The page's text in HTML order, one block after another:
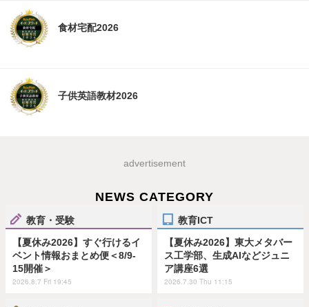
食材宅配2026
子供英語教材2026
advertisement
NEWS CATEGORY
教育・受験
【夏休み2026】すぐ行けるイ
ベント情報おまとめ便＜8/9-
15開催＞
2026.8.7 Fri 19:45
教育ICT
【夏休み2026】東大メタバー
ス工学部、生成AIなどジュニ
ア講座6選
2026.7.30 Thu 11:15